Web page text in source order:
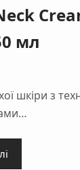
мл
шкіри з